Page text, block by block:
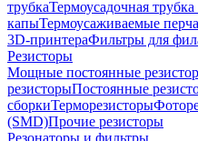
трубкаТермоусадочная трубка
капыТермоусаживаемые
3D-принтераФильтры для
Резисторы
Мощные постоянные
резисторыПостоянные
сборкиТерморезисторы
(SMD)Прочие резисторы